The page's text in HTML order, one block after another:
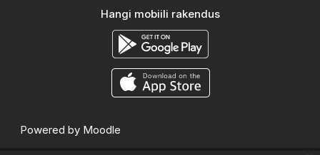
Hangi mobiili rakendus
Powered by Moodle